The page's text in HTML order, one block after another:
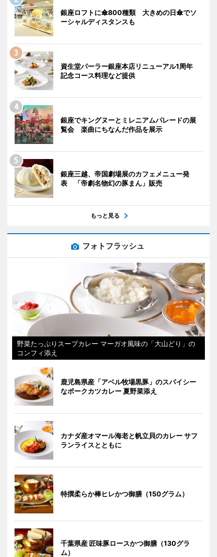
銀座ロフトに傘800種類 大きめの日傘でソ
ーシャルディスタンスも
資生堂パーラー銀座本店リニューアル1周年
記念コース料理など提供
銀座でキングヌーとミレニアムパレードの展
覧会 楽曲にちなんだ作品を展示
銀座三越、帝国劇場展のカフェメニュー発
表 「帝劇名物幻の豚まん」販売
もっと見る
フォトフラッシュ
野菜たっぷりスープカレー マーガオ風味の「大山どり」の
コンフィ添え
鹿児島県産「アベル牧場黒豚」のスパイシー
なポークカツカレー 夏野菜添え
カナダ産オマール海老と帆立貝のカレー サフ
ランライスとともに
特撰柔らか棒ヒレかつ御膳（150グラム）
千葉県産 匠味豚ロースかつ御膳（130グラ
ム）